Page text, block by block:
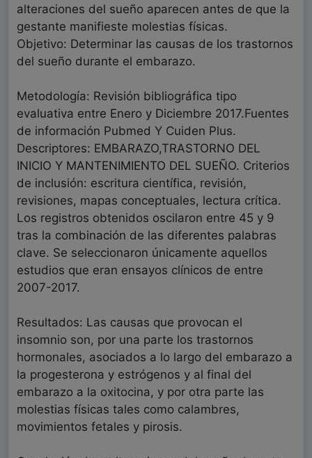
alteraciones del sueño aparecen antes de que la
gestante manifieste molestias físicas.
Objetivo: Determinar las causas de los trastornos
del sueño durante el embarazo.
Metodología: Revisión bibliográfica tipo
evaluativa entre Enero y Diciembre 2017.Fuentes
de información Pubmed Y Cuiden Plus.
Descriptores: EMBARAZO,TRASTORNO DEL
INICIO Y MANTENIMIENTO DEL SUEÑO. Criterios
de inclusión: escritura científica, revisión,
revisiones, mapas conceptuales, lectura crítica.
Los registros obtenidos oscilaron entre 45 y 9
tras la combinación de las diferentes palabras
clave. Se seleccionaron únicamente aquellos
estudios que eran ensayos clínicos de entre
2007-2017.
Resultados: Las causas que provocan el
insomnio son, por una parte los trastornos
hormonales, asociados a lo largo del embarazo a
la progesterona y estrógenos y al final del
embarazo a la oxitocina, y por otra parte las
molestias físicas tales como calambres,
movimientos fetales y pirosis.